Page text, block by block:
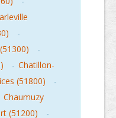
-
-
- Chatillon-
(51800)
-
Chaumuzy
(51200) -